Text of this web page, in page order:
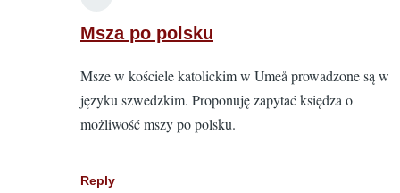
Fajna
Msza po polsku
Msze w kościele katolickim w Umeå prowadzone są w
języku szwedzkim. Proponuję zapytać księdza o
możliwość mszy po polsku.
Reply